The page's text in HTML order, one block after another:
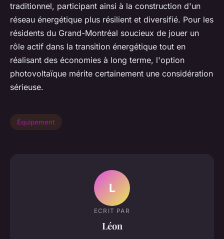
traditionnel, participant ainsi à la construction d'un
réseau énergétique plus résilient et diversifié. Pour les
résidents du Grand-Montréal soucieux de jouer un
rôle actif dans la transition énergétique tout en
réalisant des économies à long terme, l'option
photovoltaïque mérite certainement une considération
sérieuse.
Équipement
L
ECRIT PAR
Léon